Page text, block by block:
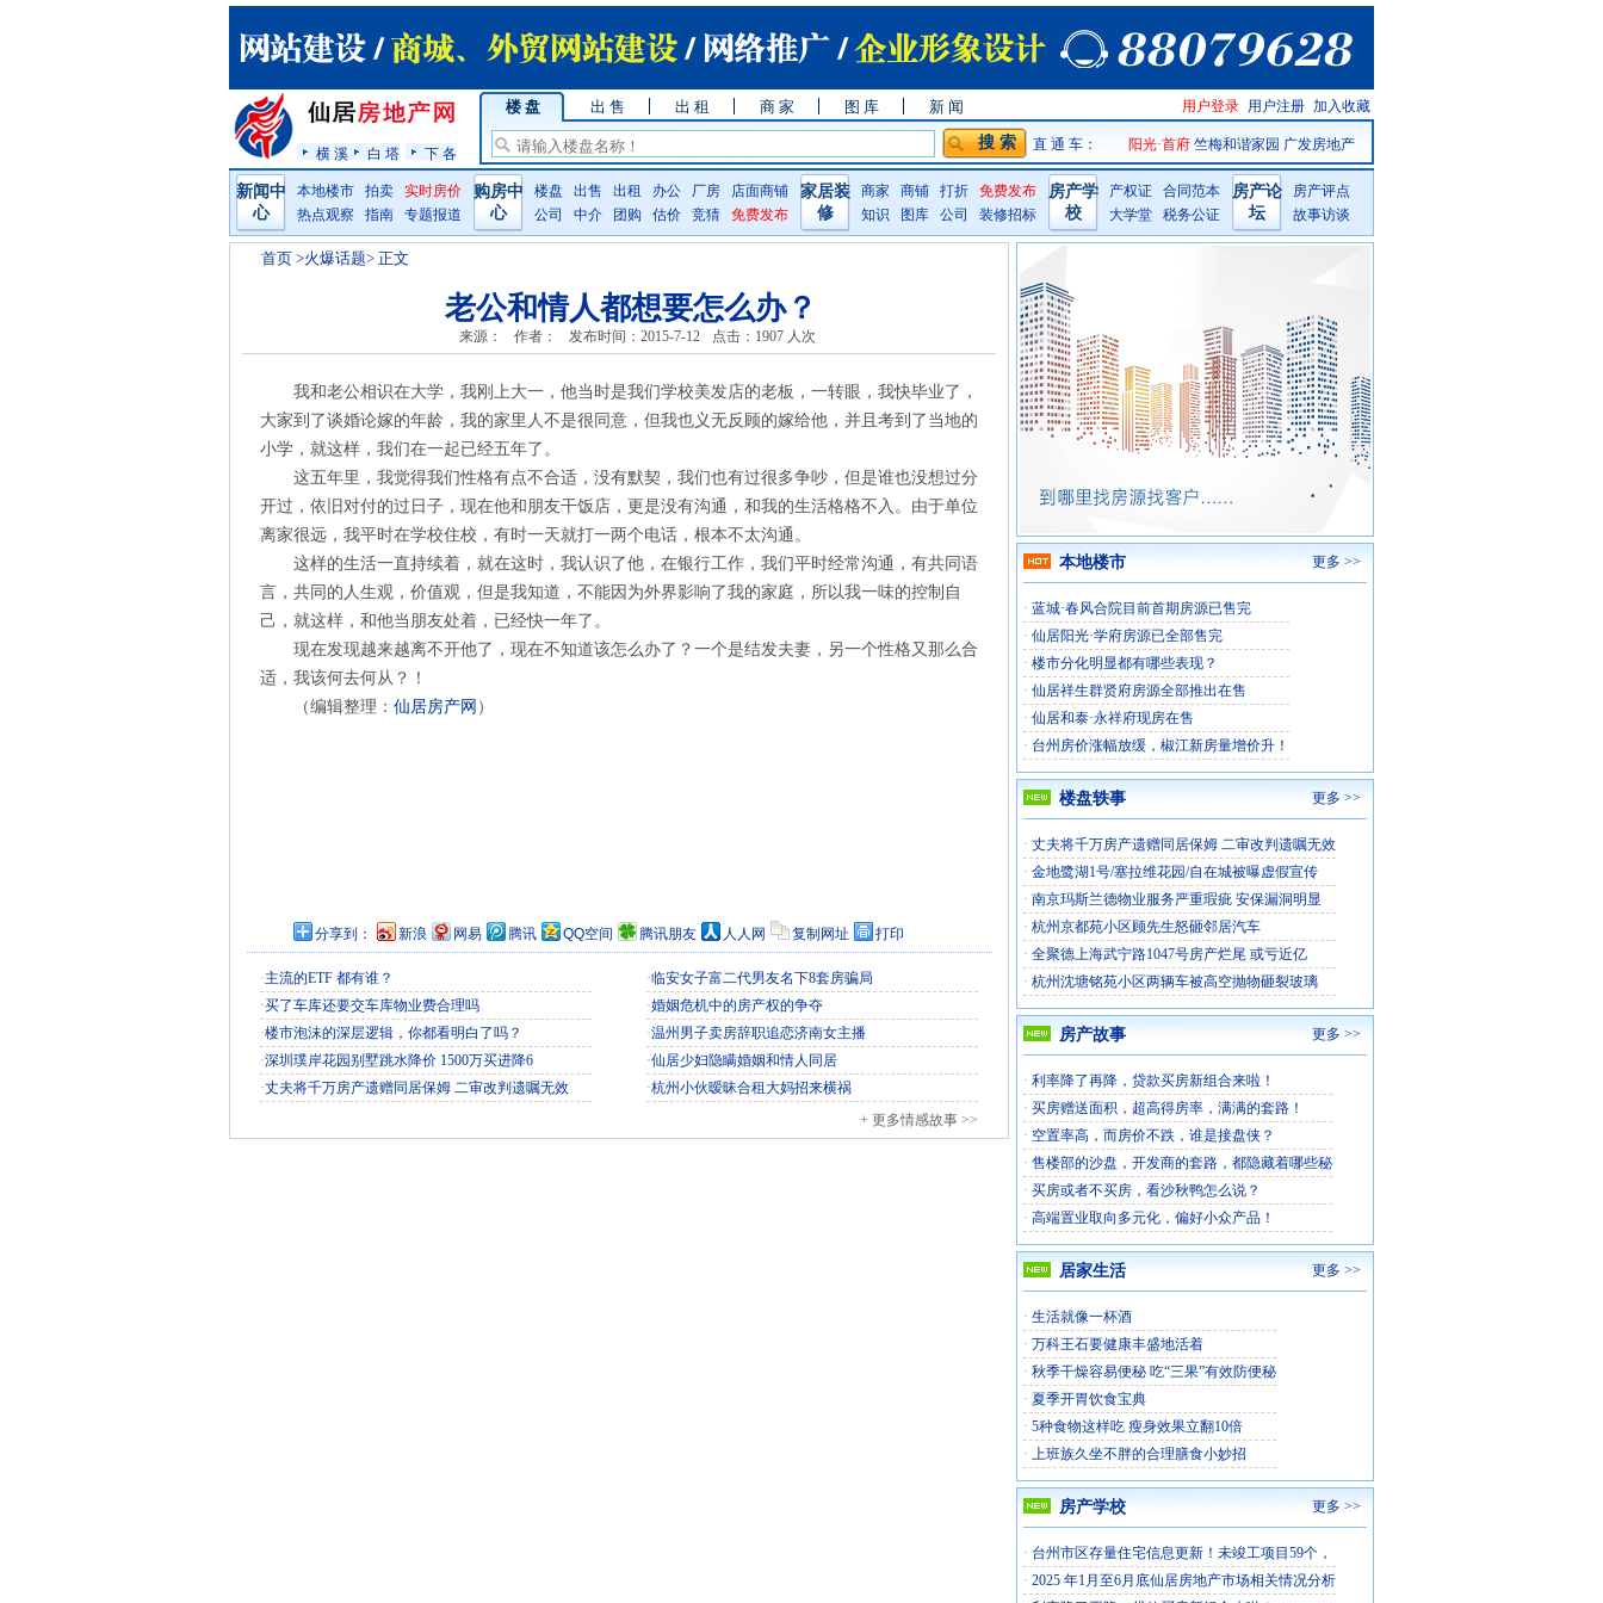
横 溪 白 塔 下 各
楼 盘 出 售 出 租 商 家 图 库 新 闻 加入收藏
用户注册
用户登录
网手机版
直 通 车： 阳光·首府 竺梅和谐家园 广发房地产
新闻中
心
本地楼市 拍卖
实时房价
热点观察
指南 专题报道
购房中
心
楼盘 出售 出租 办公 厂房
店面商铺
公司
中介 团购 估价 竞猜 免费发布
家居装
修
商家 商铺 打折
免费发布
知识
图库 公司 装修招标
房产学
校
产权证
合同范本
大学堂
税务公证
房产论
坛
房产评点
故事访谈
首页 >火爆话题> 正文
老公和情人都想要怎么办？
来源： 作者： 发布时间：2015-7-12 点击： 1907 人次
我和老公相识在大学，我刚上大一，他当时是我们学校美发店的老板，一转眼，我快毕业了，
大家到了谈婚论嫁的年龄，我的家里人不是很同意，但我也义无反顾的嫁给他，并且考到了当地的
小学，就这样，我们在一起已经五年了。
这五年里，我觉得我们性格有点不合适，没有默契，我们也有过很多争吵，但是谁也没想过分
开过，依旧对付的过日子，现在他和朋友干饭店，更是没有沟通，和我的生活格格不入。由于单位
离家很远，我平时在学校住校，有时一天就打一两个电话，根本不太沟通。
这样的生活一直持续着，就在这时，我认识了他，在银行工作，我们平时经常沟通，有共同语
言，共同的人生观，价值观，但是我知道，不能因为外界影响了我的家庭，所以我一味的控制自
己，就这样，和他当朋友处着，已经快一年了。
现在发现越来越离不开他了，现在不知道该怎么办了？一个是结发夫妻，另一个性格又那么合
适，我该何去何从？！
（编辑整理： 仙居房产网 ）
分享到： 新浪 网易 腾讯 QQ空间 腾讯朋友 人人网 复制网址 打印
·主流的ETF 都有谁？
·买了车库还要交车库物业费合理吗
·楼市泡沫的深层逻辑，你都看明白了吗？
·深圳璞岸花园别墅跳水降价 1500万买进降6
·丈夫将千万房产遗赠同居保姆 二审改判遗嘱无效
·临安女子富二代男友名下8套房骗局
·婚姻危机中的房产权的争夺
·温州男子卖房辞职追恋济南女主播
·仙居少妇隐瞒婚姻和情人同居
·杭州小伙暧昧合租大妈招来横祸
+ 更多情感故事 >>
本地楼市 更多 >>
· 蓝城·春风合院目前首期房源已售完
· 仙居阳光·学府房源已全部售完
· 楼市分化明显都有哪些表现？
· 仙居祥生群贤府房源全部推出在售
· 仙居和泰·永祥府现房在售
· 台州房价涨幅放缓，椒江新房量增价升！
楼盘轶事 更多 >>
· 丈夫将千万房产遗赠同居保姆 二审改判遗嘱无效
· 金地鹭湖1号/塞拉维花园/自在城被曝虚假宣传
· 南京玛斯兰德物业服务严重瑕疵 安保漏洞明显
· 杭州京都苑小区顾先生怒砸邻居汽车
· 全聚德上海武宁路1047号房产烂尾 或亏近亿
· 杭州沈塘铭苑小区两辆车被高空抛物砸裂玻璃
房产故事 更多 >>
· 利率降了再降，贷款买房新组合来啦！
· 买房赠送面积，超高得房率，满满的套路！
· 空置率高，而房价不跌，谁是接盘侠？
· 售楼部的沙盘，开发商的套路，都隐藏着哪些秘
· 买房或者不买房，看沙秋鸭怎么说？
· 高端置业取向多元化，偏好小众产品！
居家生活 更多 >>
· 生活就像一杯酒
· 万科王石要健康丰盛地活着
· 秋季干燥容易便秘 吃“三果”有效防便秘
· 夏季开胃饮食宝典
· 5种食物这样吃 瘦身效果立翻10倍
· 上班族久坐不胖的合理膳食小妙招
房产学校 更多 >>
· 台州市区存量住宅信息更新！未竣工项目59个，
· 2025 年1月至6月底仙居房地产市场相关情况分析